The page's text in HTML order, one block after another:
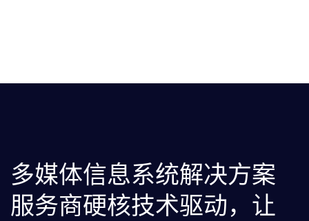
多媒体信息系统解决方案
服务商硬核技术驱动，让